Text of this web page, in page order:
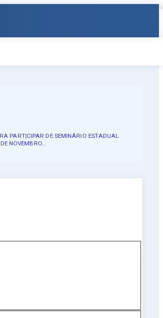
PARTICIPAR DE SEMINÁRIO ESTADUAL
NOVEMBRO…